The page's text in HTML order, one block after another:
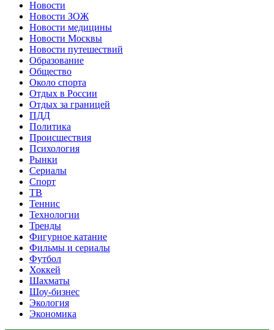
Новости
Новости ЗОЖ
Новости медицины
Новости Москвы
Новости путешествий
Образование
Общество
Около спорта
Отдых в России
Отдых за границей
ПДД
Политика
Происшествия
Психология
Рынки
Сериалы
Спорт
ТВ
Теннис
Технологии
Тренды
Фигурное катание
Фильмы и сериалы
Футбол
Хоккей
Шахматы
Шоу-бизнес
Экология
Экономика